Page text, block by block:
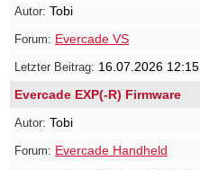
Tobi
Evercade VS
16.07.2026 12:15
Evercade EXP(-R) Firmware
Tobi
Evercade Handheld